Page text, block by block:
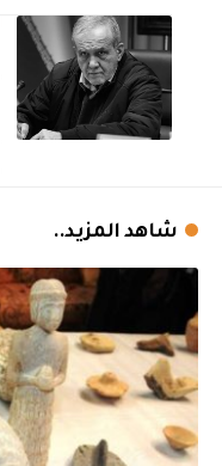
شاهد المزيد..